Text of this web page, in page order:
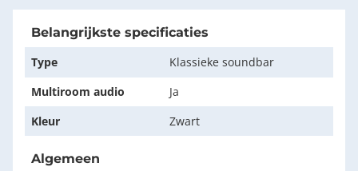
Belangrijkste specificaties
Type
Klassieke soundbar
Multiroom audio
Ja
Kleur
Zwart
Algemeen